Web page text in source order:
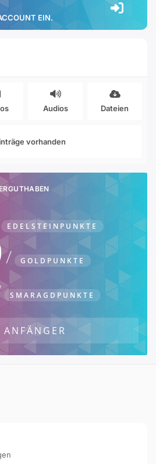
EIN.
Audios Dateien
vorhanden
EDELSTEINPUNKTE
GOLDPUNKTE
SMARAGDPUNKTE
ANFÄNGER